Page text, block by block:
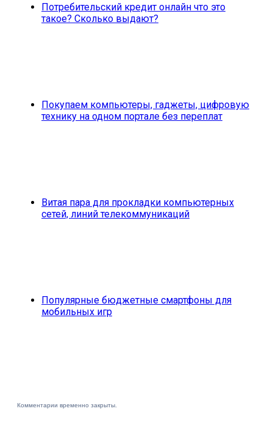
Потребительский кредит онлайн что это
такое? Сколько выдают?
Покупаем компьютеры, гаджеты, цифровую
технику на одном портале без переплат
Витая пара для прокладки компьютерных
сетей, линий телекоммуникаций
Популярные бюджетные смартфоны для
мобильных игр
Комментарии временно закрыты.